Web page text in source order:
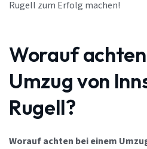
Rugell zum Erfolg machen!
Worauf
Umzug von
Rugell?
Worauf achten bei einem